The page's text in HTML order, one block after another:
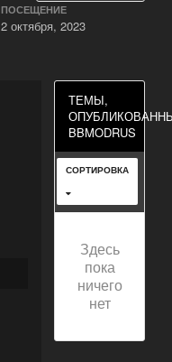
ПОСЕЩЕНИЕ
2 октября, 2023
ТЕМЫ,
BBMODRUS
СОРТИРОВКА
Здесь
пока
ничего
нет